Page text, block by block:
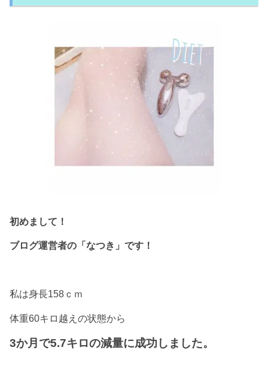
初めまして！
ブログ運営者の「なつき」です！
私は身長158ｃｍ
体重60キロ越えの状態から
3か月で5.7キロの減量に成功しました。